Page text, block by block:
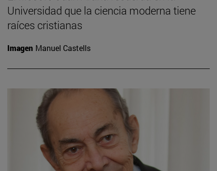
Universidad que la ciencia moderna tiene
raíces cristianas
Imagen Manuel Castells